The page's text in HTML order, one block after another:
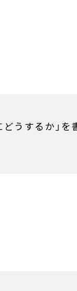
うするか」